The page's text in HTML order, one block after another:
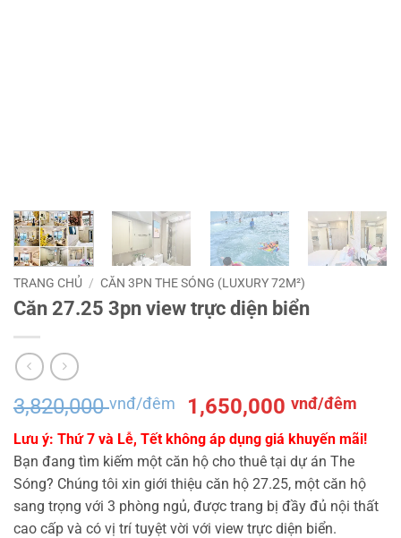
TRANG CHỦ / CĂN 3PN THE SÓNG (LUXURY 72M²)
Căn 27.25 3pn view trực diện biển
3,820,000vnđ/đêm
Giá
gốc
là:
3,820,000 vnđ/
đêm.
1,650,000vnđ/đêm
hiện
tại
Lưu ý: Thứ 7 và Lễ, Tết không áp dụng giá khuyến mãi!
Bạn đang tìm kiếm một căn hộ cho thuê tại dự án The
Sóng? Chúng tôi xin giới thiệu căn hộ 27.25, một căn hộ
sang trọng với 3 phòng ngủ, được trang bị đầy đủ nội thất
cao cấp và có vị trí tuyệt vời với view trực diện biển.